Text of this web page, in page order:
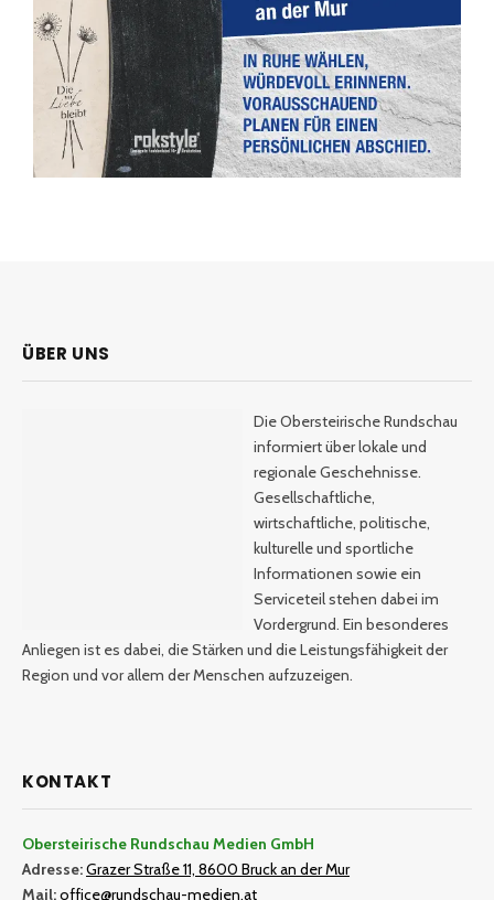
ÜBER UNS
Die Obersteirische Rundschau
informiert über lokale und
regionale Geschehnisse.
Gesellschaftliche,
wirtschaftliche, politische,
kulturelle und sportliche
Informationen sowie ein
Serviceteil stehen dabei im
Vordergrund. Ein besonderes
Anliegen ist es dabei, die Stärken und die Leistungsfähigkeit der
Region und vor allem der Menschen aufzuzeigen.
KONTAKT
Obersteirische Rundschau Medien GmbH
Adresse:Grazer Straße 11, 8600 Bruck an der Mur
Mail:office@rundschau-medien.at